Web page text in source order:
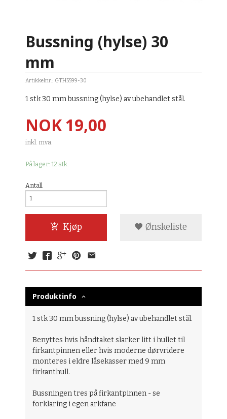
Bussning (hylse) 30
mm
Artikkelnr.: GTH5599-30
1 stk 30 mm bussning (hylse) av ubehandlet stål.
Pris
NOK19,00
inkl. mva.
På lager: 12 stk.
Antall
Kjøp Ønskeliste
Produktinfo
1 stk 30 mm bussning (hylse) av ubehandlet stål.
Benyttes hvis håndtaket slarker litt i hullet til
firkantpinnen eller hvis moderne dørvridere
monteres i eldre låsekasser med 9 mm
firkanthull.
Bussningen tres på firkantpinnen - se
forklaring i egen arkfane